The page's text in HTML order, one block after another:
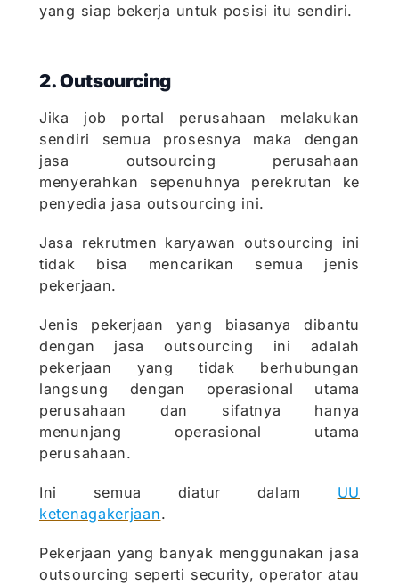
yang siap bekerja untuk posisi itu sendiri.
2. Outsourcing
Jika job portal perusahaan melakukan
sendiri semua prosesnya maka dengan
jasa outsourcing perusahaan
menyerahkan sepenuhnya perekrutan ke
penyedia jasa outsourcing ini.
Jasa rekrutmen karyawan outsourcing ini
tidak bisa mencarikan semua jenis
pekerjaan.
Jenis pekerjaan yang biasanya dibantu
dengan jasa outsourcing ini adalah
pekerjaan yang tidak berhubungan
langsung dengan operasional utama
perusahaan dan sifatnya hanya
menunjang operasional utama
perusahaan.
Ini semua diatur dalam UU
ketenagakerjaan.
Pekerjaan yang banyak menggunakan jasa
outsourcing seperti security, operator atau